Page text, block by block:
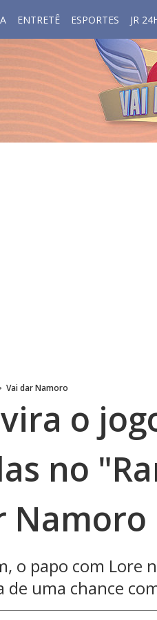
ENTRETÊ ESPORTES JR
Vai dar Namoro
o
no
Namoro
o papo com Lore
de uma chance